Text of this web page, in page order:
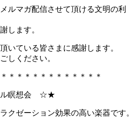
ルマガ配信させて頂ける文明の利
します。
いている皆さまに感謝します。
しください。
＊＊＊＊＊＊＊＊＊＊＊＊
ル瞑想会 ☆★
クゼーション効果の高い楽器です。